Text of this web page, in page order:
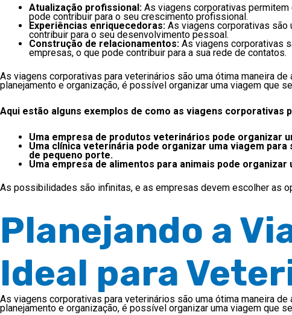
Atualização profissional: As viagens corporativas
pode contribuir para o seu crescimento profissional.
Experiências enriquecedoras: As viagens corporativas são
contribuir para o seu desenvolvimento pessoal.
Construção de relacionamentos: As viagens corporativas
empresas, o que pode contribuir para a sua rede de contatos.
As viagens corporativas para veterinários são uma ótima maneira
planejamento e organização, é possível organizar uma viagem que
Aqui estão alguns exemplos de como as viagens corporativas
Uma empresa de produtos veterinários pode organizar
Uma clínica veterinária pode organizar uma viagem
de pequeno porte.
Uma empresa de alimentos para animais pode
As possibilidades são infinitas, e as empresas devem escolher as
Planejando a
Ideal para
As viagens corporativas para veterinários são uma ótima maneira
planejamento e organização, é possível organizar uma viagem que